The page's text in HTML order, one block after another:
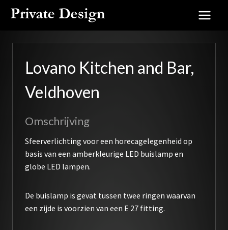
Doorgaan
naar
Lovano Kitchen and Bar,
Veldhoven
Omschrijving
Sfeerverlichting voor een horecagelegenheid op
basis van een amberkleurige LED buislamp en
globe LED lampen.
De buislamp is gevat tussen twee ringen waarvan
een zijde is voorzien van een E 27 fitting.